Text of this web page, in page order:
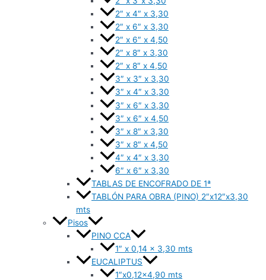
2″ x 4″ x 3,30
2″ x 6″ x 3,30
2″ x 6″ x 4,50
2″ x 8″ x 3,30
2″ x 8″ x 4,50
3″ x 3″ x 3,30
3″ x 4″ x 3,30
3″ x 6″ x 3,30
3″ x 6″ x 4,50
3″ x 8″ x 3,30
3″ x 8″ x 4,50
4″ x 4″ x 3,30
6″ x 6″ x 3,30
TABLAS DE ENCOFRADO DE 1ª
TABLÓN PARA OBRA (PINO) 2″x12″x3,30
mts
Pisos
PINO CCA
1″ x 0,14 x 3,30 mts
EUCALIPTUS
1″x0,12×4,90 mts